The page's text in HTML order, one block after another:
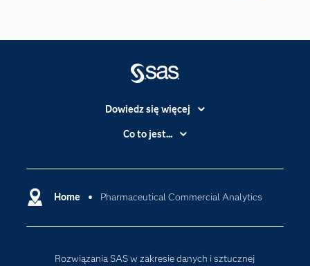
Home Pharmaceutical Commercial Analytics
Rozwiązania SAS w zakresie danych i sztucznej
Dowiedz się więcej
Branże
Deweloperzy
Dlaczego SAS?
Co to jest...
Data Science